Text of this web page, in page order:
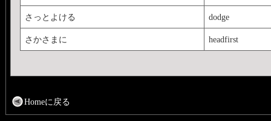
さっとよける dodge
さかさまに headfirst
Homeに戻る